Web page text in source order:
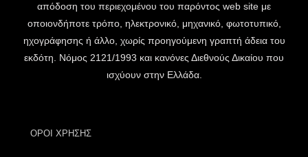
απόδοση του περιεχομένου του παρόντος web site με
οποιονδήποτε τρόπο, ηλεκτρονικό, μηχανικό, φωτοτυπικό,
ηχογράφησης ή άλλο, χωρίς προηγούμενη γραπτή άδεια του
εκδότη. Νόμος 2121/1993 και κανόνες Διεθνούς Δικαίου που
ισχύουν στην Ελλάδα.
ΟΡΟΙ ΧΡΗΣΗΣ